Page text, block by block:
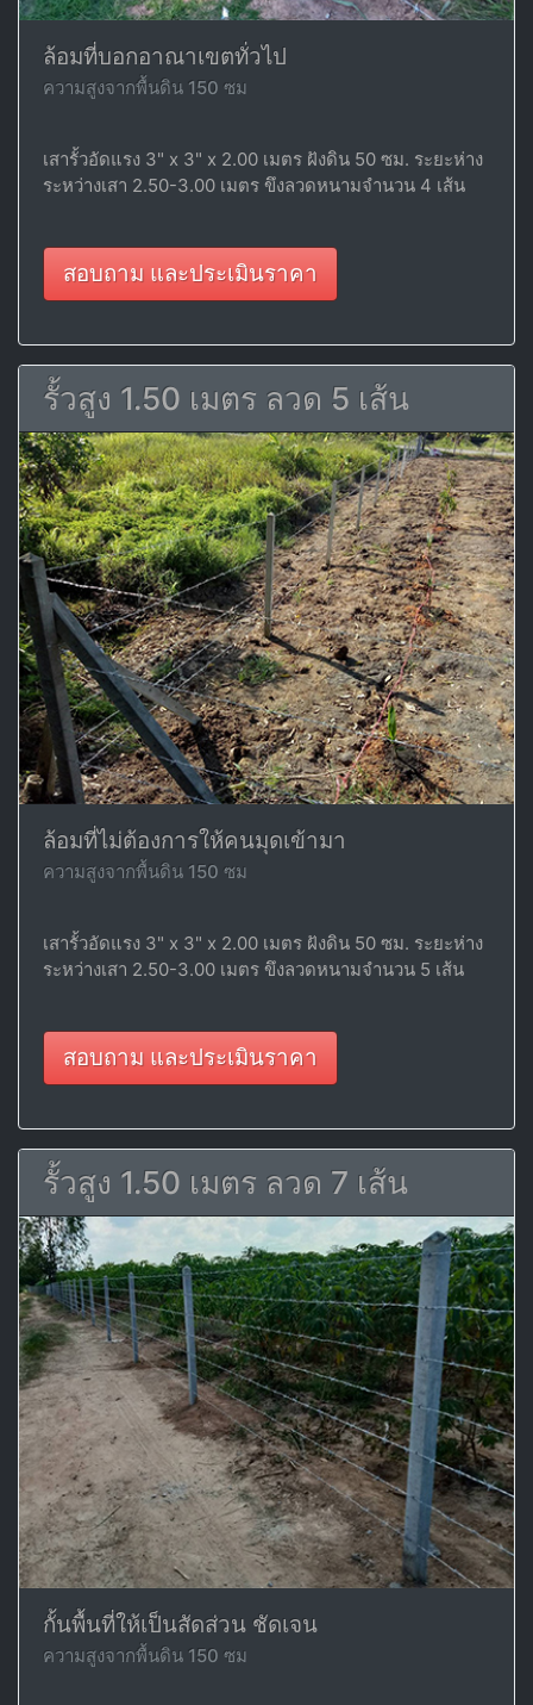
ล้อมที่บอกอาณาเขตทั่วไป
ความสูงจากพื้นดิน 150 ซม
เสารั้วอัดแรง 3" x 3" x 2.00 เมตร ฝังดิน 50 ซม. ระยะห่าง
ระหว่างเสา 2.50-3.00 เมตร ขึงลวดหนามจำนวน 4 เส้น
สอบถาม และประเมินราคา
รั้วสูง 1.50 เมตร ลวด 5 เส้น
ล้อมที่ไม่ต้องการให้คนมุดเข้ามา
ความสูงจากพื้นดิน 150 ซม
เสารั้วอัดแรง 3" x 3" x 2.00 เมตร ฝังดิน 50 ซม. ระยะห่าง
ระหว่างเสา 2.50-3.00 เมตร ขึงลวดหนามจำนวน 5 เส้น
สอบถาม และประเมินราคา
รั้วสูง 1.50 เมตร ลวด 7 เส้น
กั้นพื้นที่ให้เป็นสัดส่วน ชัดเจน
ความสูงจากพื้นดิน 150 ซม